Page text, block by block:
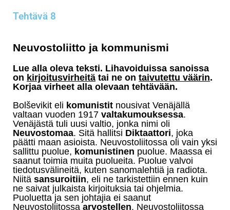
Tehtävä 8